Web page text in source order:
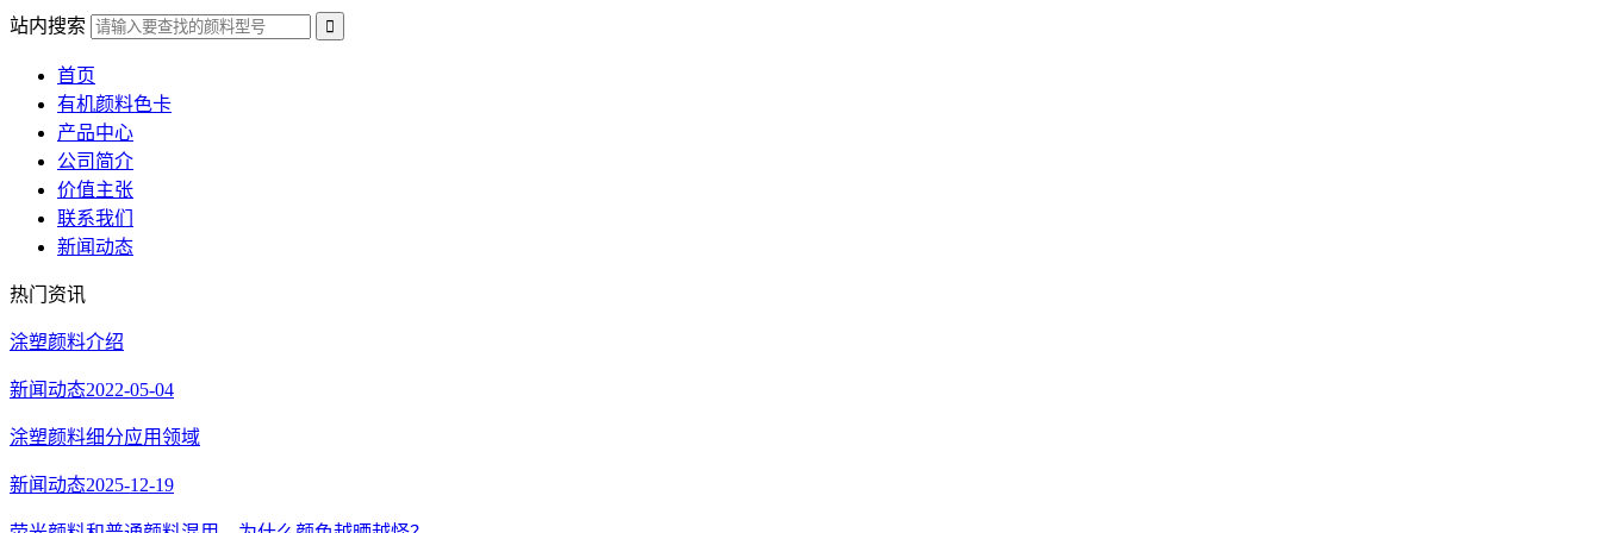
站内搜索
首页
有机颜料色卡
产品中心
公司简介
价值主张
联系我们
新闻动态
热门资讯
涂塑颜料介绍
新闻动态2022-05-04
涂塑颜料细分应用领域
新闻动态2025-12-19